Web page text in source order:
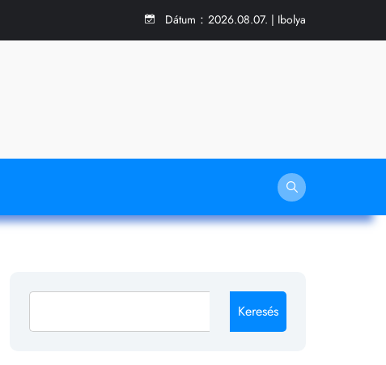
Dátum : 2026.08.07. | Ibolya
Keresés